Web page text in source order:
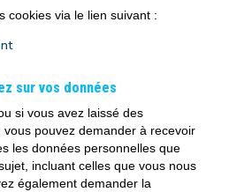
cookies via le lien suivant :
sur vos données
si vous avez laissé des
pouvez demander à recevoir
les données personnelles que
incluant celles que vous nous
également demander la